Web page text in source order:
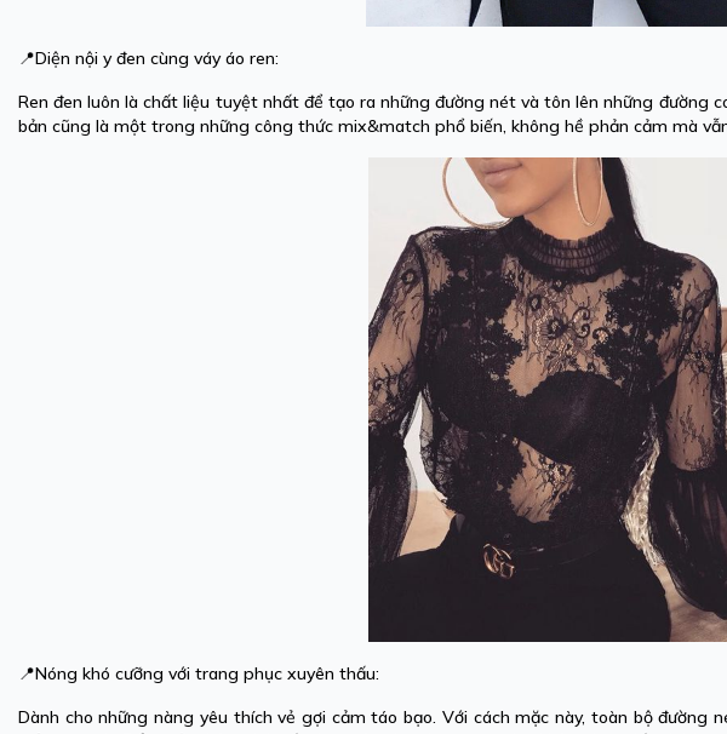
📍Diện nội y đen cùng váy áo ren:
Ren đen luôn là chất liệu tuyệt nhất để tạo ra những đường nét và tôn lên những đường
bản cũng là một trong những công thức mix&match phổ biến, không hề phản cảm mà
📍Nóng khó cưỡng với trang phục xuyên thấu:
Dành cho những nàng yêu thích vẻ gợi cảm táo bạo. Với cách mặc này, toàn bộ